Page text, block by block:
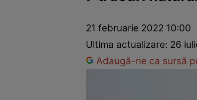
Prevenție și tratamentRemedii naturiste Medicii
21 februarie 2022 10:00
Ultima actualizare: 26
Adaugă-ne ca sursă